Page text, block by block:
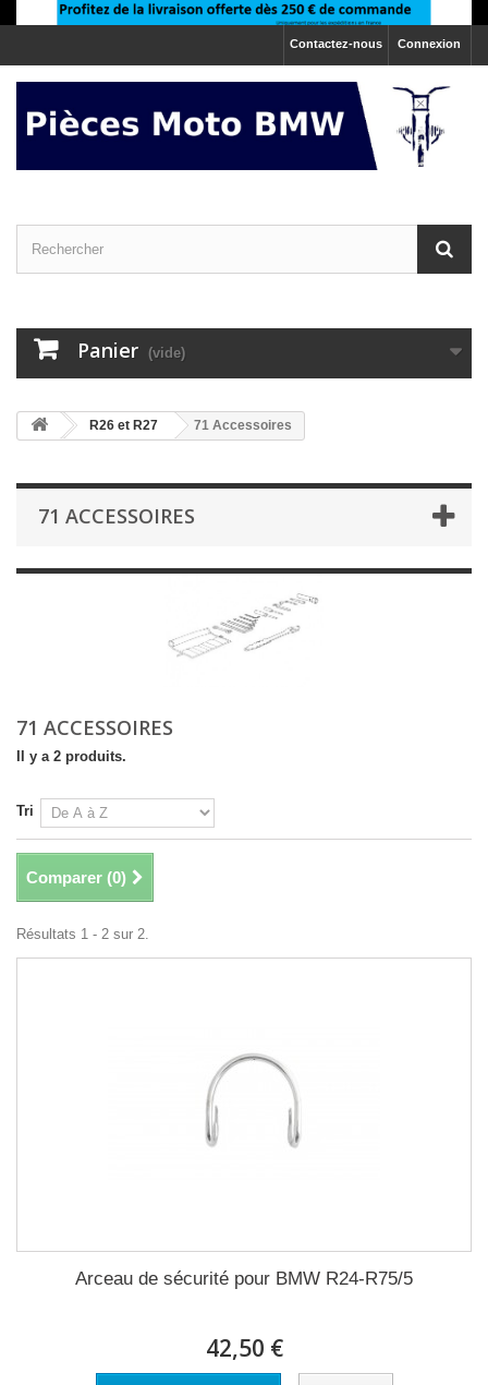
Connexion
Contactez-nous
Panier (vide)
>R26 et R27 71 Accessoires
71 ACCESSOIRES
71 ACCESSOIRES
Il y a 2 produits.
Tri
Comparer (0)
Résultats 1 - 2 sur 2.
Arceau de sécurité pour BMW R24-R75/5
42,50 €